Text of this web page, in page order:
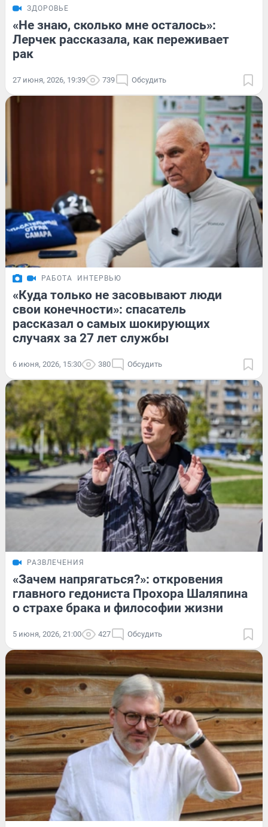
ЗДОРОВЬЕ
«Не знаю, сколько мне осталось»:
Лерчек рассказала, как переживает
рак
27 июня, 2026, 19:39 739 Обсудить
РАБОТА ИНТЕРВЬЮ
«Куда только не засовывают люди
свои конечности»: спасатель
рассказал о самых шокирующих
случаях за 27 лет службы
6 июня, 2026, 15:30 380 Обсудить
РАЗВЛЕЧЕНИЯ
«Зачем напрягаться?»: откровения
главного гедониста Прохора Шаляпина
о страхе брака и философии жизни
5 июня, 2026, 21:00 427 Обсудить